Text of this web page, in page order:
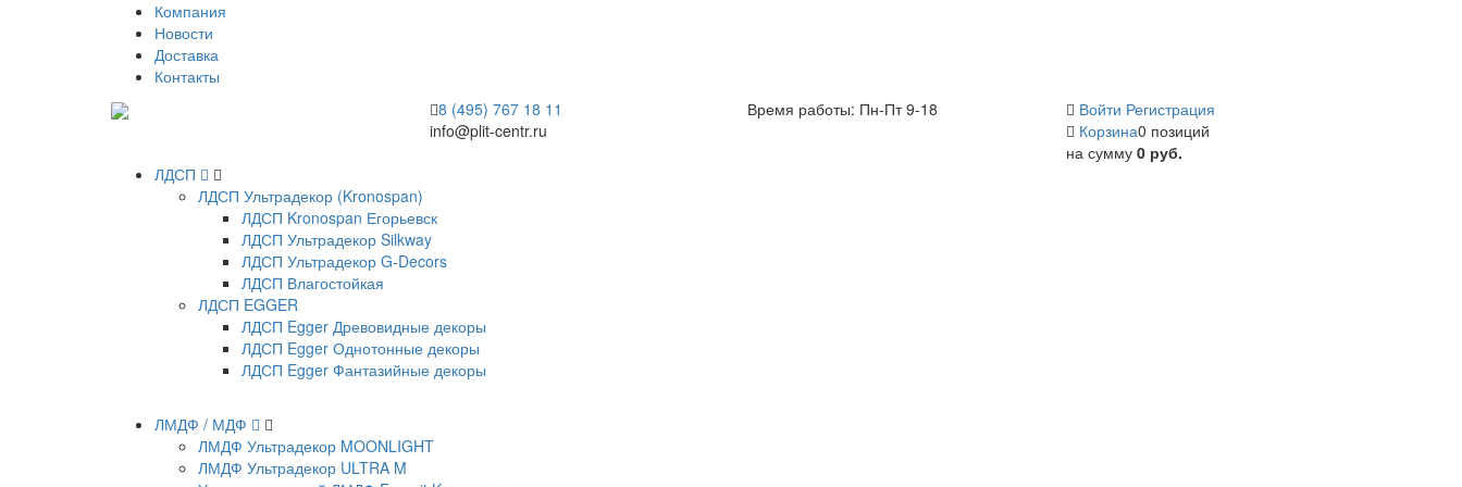
Компания
Новости
Доставка
Контакты
8 (495) 767 18 11
info@plit-centr.ru
Время работы: Пн-Пт 9-18 Войти Регистрация
Корзина0 позиций
на сумму 0 руб.
ЛДСП
ЛДСП Ультрадекор (Kronospan)
ЛДСП Kronospan Егорьевск
ЛДСП Ультрадекор Silkway
ЛДСП Ультрадекор G-Decors
ЛДСП Влагостойкая
ЛДСП EGGER
ЛДСП Egger Древовидные декоры
ЛДСП Egger Однотонные декоры
ЛДСП Egger Фантазийные декоры
ЛМДФ / МДФ
ЛМДФ Ультрадекор MOONLIGHT
ЛМДФ Ультрадекор ULTRA M